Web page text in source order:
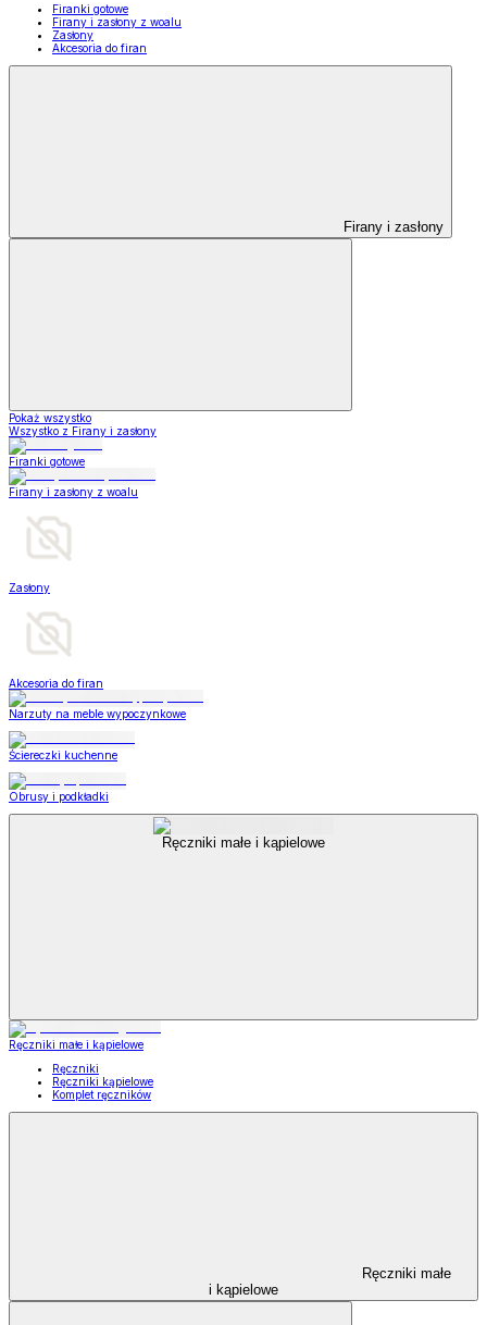
Firanki gotowe
Firany i zasłony z woalu
Zasłony
Akcesoria do firan
Firany i zasłony
Pokaż wszystko
Wszystko z Firany i zasłony
Firanki gotowe
Firany i zasłony z woalu
Zasłony
Akcesoria do firan
Narzuty na meble wypoczynkowe
Ściereczki kuchenne
Obrusy i podkładki
Ręczniki małe i kąpielowe
Ręczniki małe i kąpielowe
Ręczniki
Ręczniki kąpielowe
Komplet ręczników
Ręczniki małe
i kąpielowe